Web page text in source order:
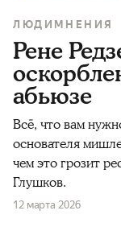
ЛЮДИ МНЕНИЯ
Рене
абьюзе
Всё, что вам
основателя
чем это грозит
Глушков.
12 марта 2026